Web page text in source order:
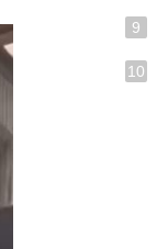
9
10